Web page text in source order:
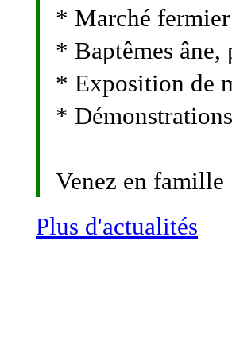
* Marché
* Baptêmes âne,
* Exposition de
*
Venez en famille
Plus d'actualités